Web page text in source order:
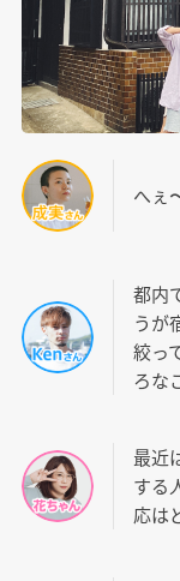
へぇ
都内
うが
絞っ
ろな
最近
する
応は